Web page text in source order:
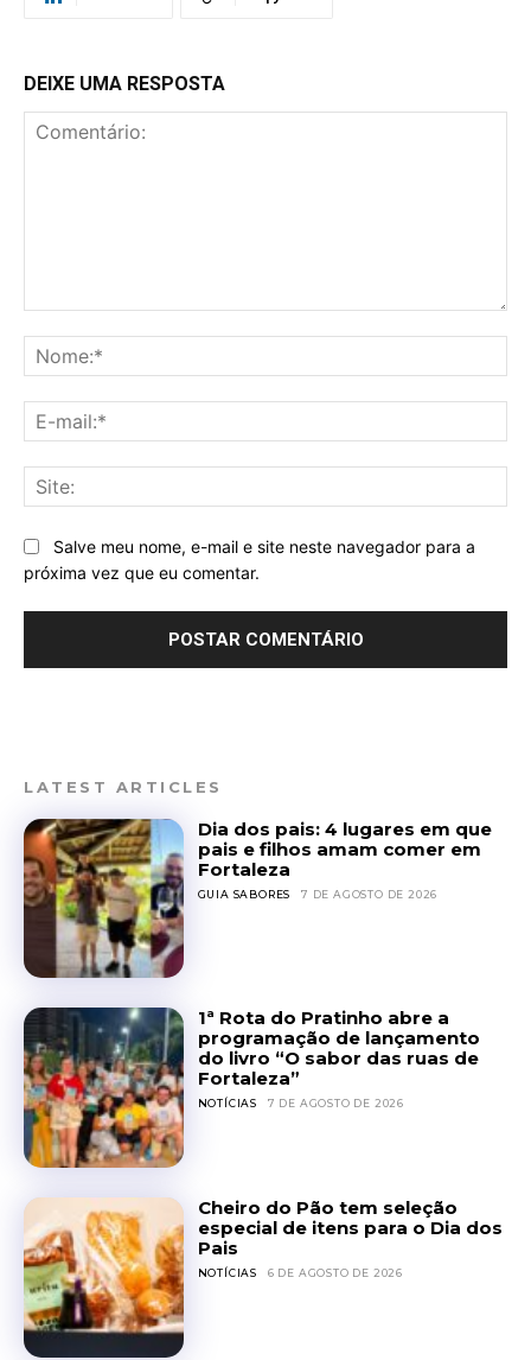
DEIXE UMA RESPOSTA
Salve meu nome, e-mail e site neste navegador para a
próxima vez que eu comentar.
LATEST ARTICLES
Dia dos pais: 4 lugares em que
pais e filhos amam comer em
Fortaleza
GUIA SABORES 7 DE AGOSTO DE 2026
1ª Rota do Pratinho abre a
programação de lançamento
do livro “O sabor das ruas de
Fortaleza”
NOTÍCIAS 7 DE AGOSTO DE 2026
Cheiro do Pão tem seleção
especial de itens para o Dia dos
Pais
NOTÍCIAS 6 DE AGOSTO DE 2026